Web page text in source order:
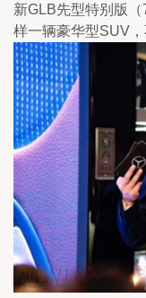
新GLB先型特别版
样一辆豪华型SUV，